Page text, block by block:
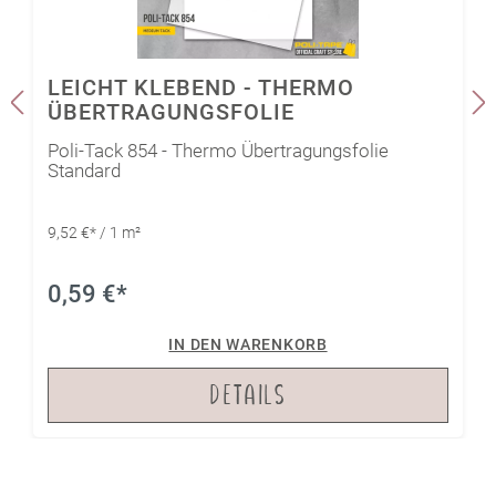
kommen kann.
LEICHT KLEBEND - THERMO
ÜBERTRAGUNGSFOLIE
Poli-Tack 854 - Thermo Übertragungsfolie
Standard
9,52 €* / 1 m²
0,59 €*
IN DEN WARENKORB
DETAILS